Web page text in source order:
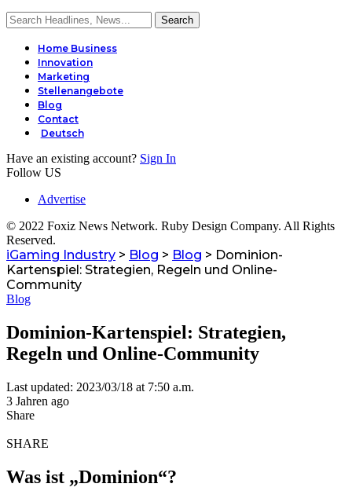
Home Business
Innovation
Marketing
Stellenangebote
Blog
Contact
Deutsch
Have an existing account? Sign In
Follow US
Advertise
© 2022 Foxiz News Network. Ruby Design Company. All Rights
Reserved.
iGaming Industry > Blog > Blog > Dominion-
Kartenspiel: Strategien, Regeln und Online-
Community
Blog
Dominion-Kartenspiel: Strategien,
Regeln und Online-Community
Last updated: 2023/03/18 at 7:50 a.m.
3 Jahren ago
Share
SHARE
Was ist „Dominion“?